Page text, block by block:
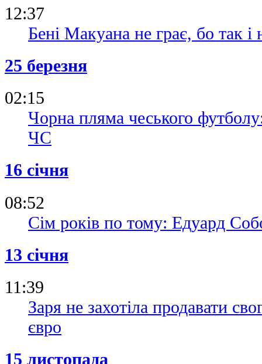
12:37
Бені Макуана не грає, бо так і
25 березня
02:15
Чорна пляма чеського
ЧС
16 січня
08:52
Сім років по тому: Едуард
13 січня
11:39
Заря не захотіла продавати
євро
15 листопада